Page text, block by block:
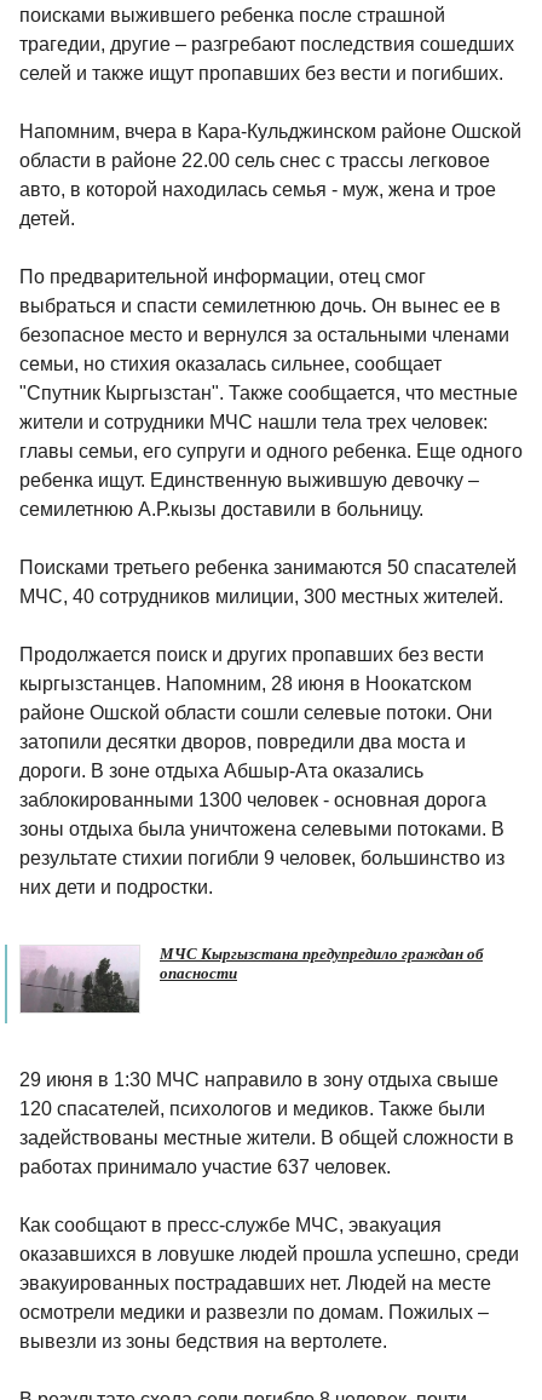
поисками выжившего ребенка после страшной
трагедии, другие – разгребают последствия сошедших
селей и также ищут пропавших без вести и погибших.
Напомним, вчера в Кара-Кульджинском районе Ошской
области в районе 22.00 сель снес с трассы легковое
авто, в которой находилась семья - муж, жена и трое
детей.
По предварительной информации, отец смог
выбраться и спасти семилетнюю дочь. Он вынес ее в
безопасное место и вернулся за остальными членами
семьи, но стихия оказалась сильнее, сообщает
"Спутник Кыргызстан". Также сообщается, что местные
жители и сотрудники МЧС нашли тела трех человек:
главы семьи, его супруги и одного ребенка. Еще одного
ребенка ищут. Единственную выжившую девочку –
семилетнюю А.Р.кызы доставили в больницу.
Поисками третьего ребенка занимаются 50 спасателей
МЧС, 40 сотрудников милиции, 300 местных жителей.
Продолжается поиск и других пропавших без вести
кыргызстанцев. Напомним, 28 июня в Ноокатском
районе Ошской области сошли селевые потоки. Они
затопили десятки дворов, повредили два моста и
дороги. В зоне отдыха Абшыр-Ата оказались
заблокированными 1300 человек - основная дорога
зоны отдыха была уничтожена селевыми потоками. В
результате стихии погибли 9 человек, большинство из
них дети и подростки.
МЧС Кыргызстана предупредило граждан об
опасности
29 июня в 1:30 МЧС направило в зону отдыха свыше
120 спасателей, психологов и медиков. Также были
задействованы местные жители. В общей сложности в
работах принимало участие 637 человек.
Как сообщают в пресс-службе МЧС, эвакуация
оказавшихся в ловушке людей прошла успешно, среди
эвакуированных пострадавших нет. Людей на месте
осмотрели медики и развезли по домам. Пожилых –
вывезли из зоны бедствия на вертолете.